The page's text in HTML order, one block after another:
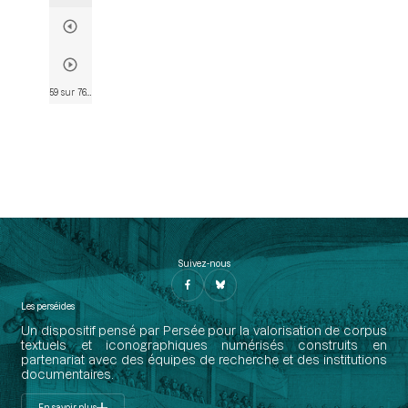
Suivez-nous
Les perséides
Un dispositif pensé par Persée pour la valorisation de corpus
textuels et iconographiques numérisés construits en
partenariat avec des équipes de recherche et des institutions
documentaires.